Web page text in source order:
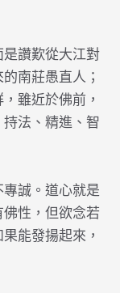
讚歎從大江對
南莊愚直人；
雖近於佛前，
法、精進、智
誠。道心就是
性，但欲念若
能發揚起來，